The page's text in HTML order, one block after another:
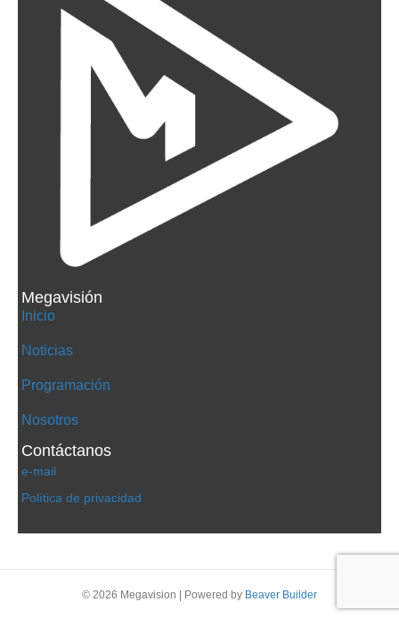
Megavisión
Inicio
Noticias
Programación
Nosotros
Contáctanos
e-mail
Política de privacidad
© 2026 Megavision Powered by Beaver Builder